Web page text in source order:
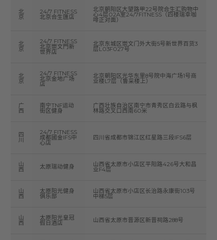
北
京
24/7 FITNESS
北京合生匯店
北京朝阳区大望路甲22号院合生汇购物中
心4层02A室24/7FITNESS（四楼瑞幸咖
啡正对面）
北
京
24/7 FITNESS
北京崇文門新
世界店
北京东城区崇文门外大街5号新世界百货3
层L03F027号
北
京
24/7 FITNESS
北京金地广场
店
北京朝阳区光华东里8号院中海广场1号商
业楼L7层（鲁采楼上）
广
西
南宁TNF运动
街区健身
广西壮族自治区南宁市青秀区白云路与枫
林路交叉口西南60米
四
川
24/7 FITNESS
成都國金IFS中
心店
四川省成都市锦江区红星路三段IFS6层
山
西 太原瑞动健身 山西省太原市小店区平阳路426号大和昌
业F4层
山
西
太原阳光健身
俱乐部
山西省太原市小店区长治路永康街103号
中梯5层
山
西
太原阳光皇冠
假日酒店 山西省太原市晋源区新晋祠路288号